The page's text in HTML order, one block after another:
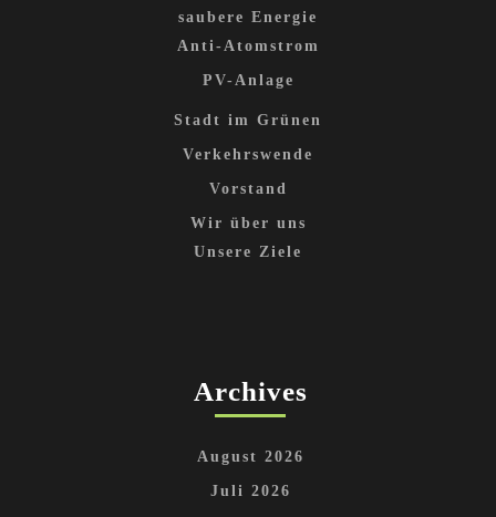
saubere Energie
Anti-Atomstrom
PV-Anlage
Stadt im Grünen
Verkehrswende
Vorstand
Wir über uns
Unsere Ziele
Archives
August 2026
Juli 2026